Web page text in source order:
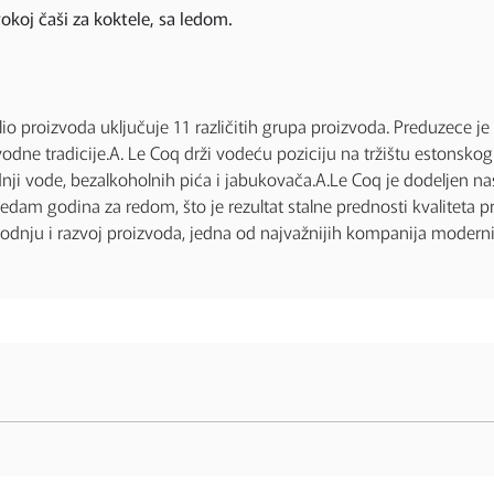
čaši za koktele, sa ledom.
proizvoda uključuje 11 različitih grupa proizvoda. Preduzece
tradicije.A. Le Coq drži vodeću poziciju na tržištu
vode, bezalkoholnih pića i jabukovača.A.Le Coq je dodeljen
godina za redom, što je rezultat stalne prednosti kvaliteta
i razvoj proizvoda, jedna od najvažnijih kompanija